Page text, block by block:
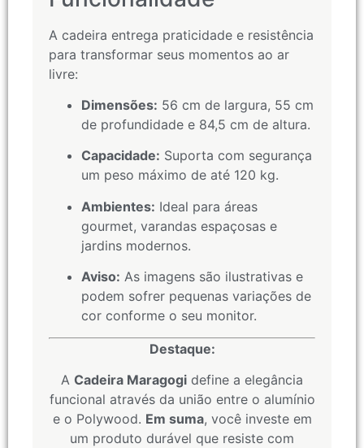
A cadeira entrega praticidade e resistência
para transformar seus momentos ao ar
livre:
Dimensões: 56 cm de largura, 55 cm
de profundidade e 84,5 cm de altura.
Capacidade: Suporta com segurança
um peso máximo de até 120 kg.
Ambientes: Ideal para áreas
gourmet, varandas espaçosas e
jardins modernos.
Aviso: As imagens são ilustrativas e
podem sofrer pequenas variações de
cor conforme o seu monitor.
Destaque:
A Cadeira Maragogi define a elegância
funcional através da união entre o alumínio
e o Polywood. Em suma, você investe em
um produto durável que resiste com